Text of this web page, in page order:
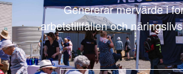
Genererar mervärde i
arbetstillfällen och